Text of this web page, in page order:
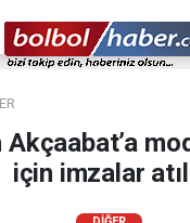
Akçaabat’a
için imzalar